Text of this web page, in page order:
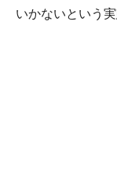
いかないという実